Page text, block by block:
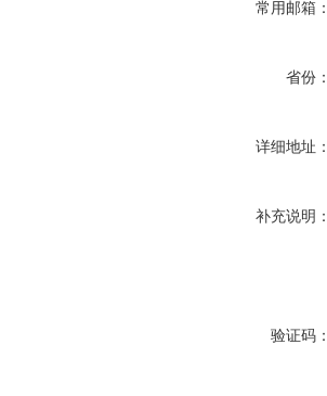
常用邮箱
省份
详细地址
补充说明
验证码